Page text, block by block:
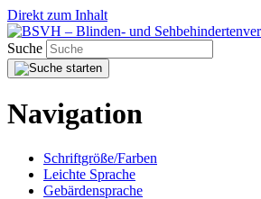
Direkt zum Inhalt
Suche
Navigation
Schriftgröße/Farben
Leichte Sprache
Gebärdensprache